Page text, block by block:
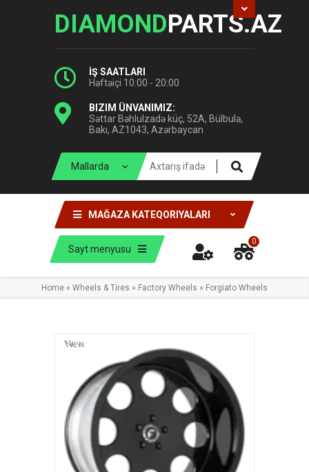
DIAMONDPARTS.AZ
İŞ SAATLARI
Həftəiçi 10:00 - 20:00
BIZIM ÜNVANIMIZ:
Səttar Bəhlulzadə küç, 52A, Bülbulə,
Bakı, AZ1043, Azərbaycan
MAĞAZA KATEQORIYALARI
Sayt menyusu
0
Home » Wheels & Tires » Factory Wheels » Forgiato Wheels
New